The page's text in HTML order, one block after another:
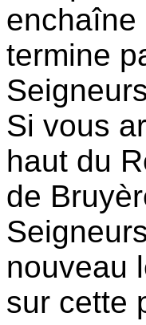
enchaîne
termine
Si vous
haut du
de
nouveau
sur cette